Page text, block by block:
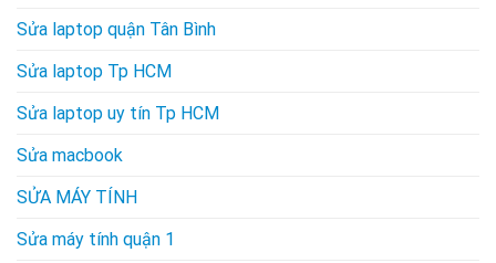
Sửa laptop quận Tân Bình
Sửa laptop Tp HCM
Sửa laptop uy tín Tp HCM
Sửa macbook
SỬA MÁY TÍNH
Sửa máy tính quận 1